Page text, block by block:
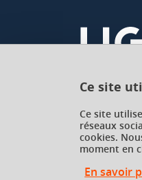
Ce site
Ce site
réseaux
cookies.
moment en
En savoir
Activité-clé
séquences,
pour des
Université
621
38400
France